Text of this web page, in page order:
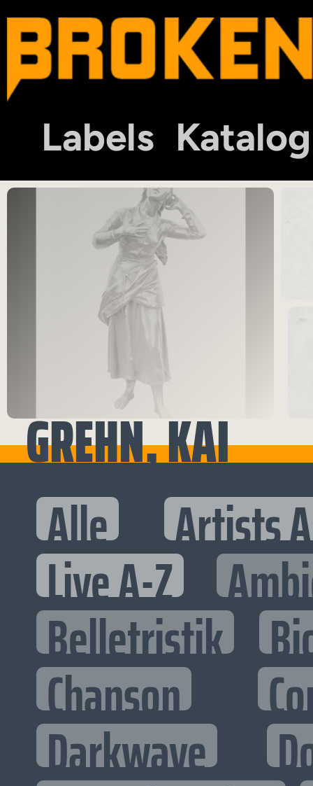
Labels Katalog
GREHN, KAI
Alle Artists
Live A-Z
Belletristik
Chanson
Darkwave